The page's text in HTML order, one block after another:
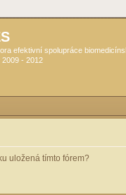
efektivní spolupráce
- 2012
uložená tímto fórem?